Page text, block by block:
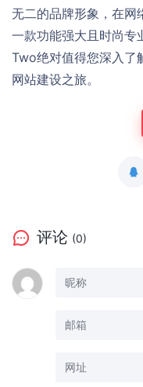
无二的品牌形象，在网
一款功能强大且时尚
Two绝对值得您深入了
网站建设之旅。
评论 (0)